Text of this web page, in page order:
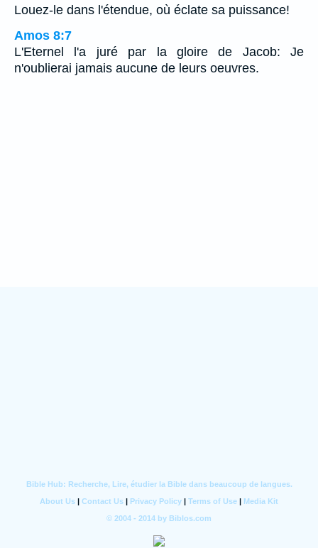
Louez-le dans l'étendue, où éclate sa puissance!
Amos 8:7
L'Eternel l'a juré par la gloire de Jacob: Je
n'oublierai jamais aucune de leurs oeuvres.